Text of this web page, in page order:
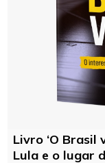
Livro ‘O Brasil
Lula e o lugar